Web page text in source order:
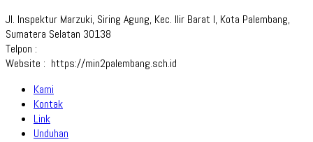
Jl. Inspektur Marzuki, Siring Agung, Kec. Ilir Barat I, Kota Palembang,
Sumatera Selatan 30138
Telpon :
Website : https://min2palembang.sch.id
Kami
Kontak
Link
Unduhan